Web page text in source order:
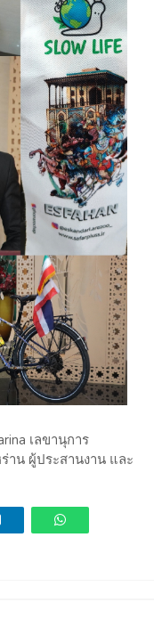
เลขานุการ
าน ผู้ประสานงาน และ